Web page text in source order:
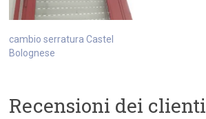
cambio serratura Castel
Bolognese
Recensioni dei clienti